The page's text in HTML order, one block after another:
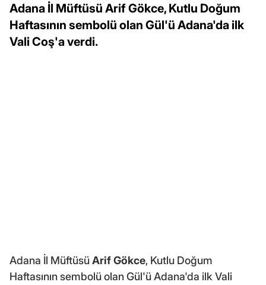
Adana İl Müftüsü Arif Gökce, Kutlu Doğum
Haftasının sembolü olan Gül'ü Adana'da ilk
Vali Coş'a verdi.
Adana İl MüftüsüArif Gökce, Kutlu Doğum
Haftasının sembolü olan Gül'ü Adana'da ilk Vali